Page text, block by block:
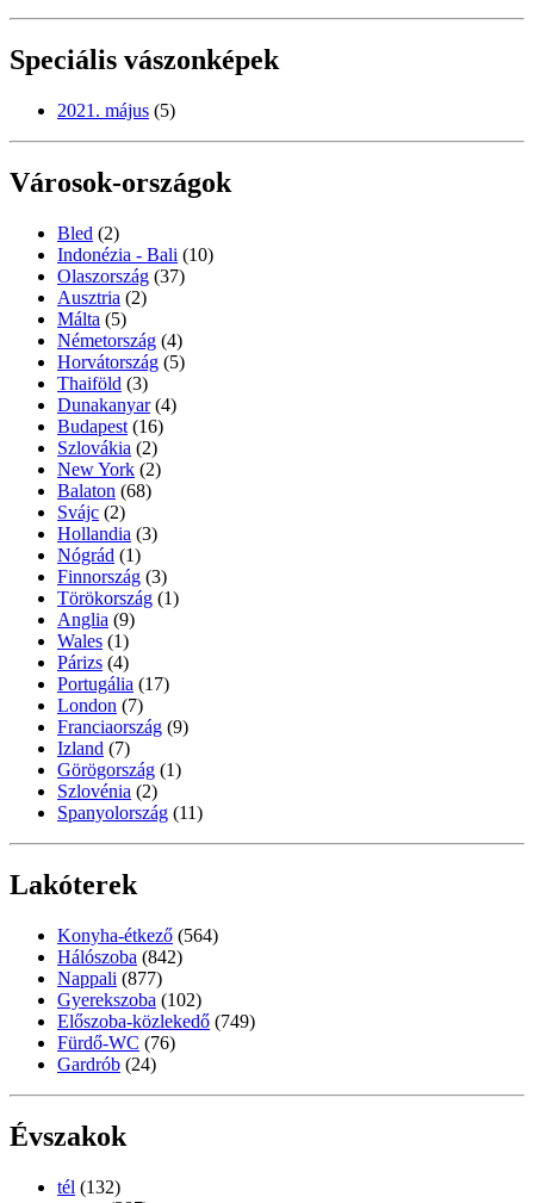
Speciális vászonképek
2021. május (5)
Városok-országok
Bled (2)
Indonézia - Bali (10)
Olaszország (37)
Ausztria (2)
Málta (5)
Németország (4)
Horvátország (5)
Thaiföld (3)
Dunakanyar (4)
Budapest (16)
Szlovákia (2)
New York (2)
Balaton (68)
Svájc (2)
Hollandia (3)
Nógrád (1)
Finnország (3)
Törökország (1)
Anglia (9)
Wales (1)
Párizs (4)
Portugália (17)
London (7)
Franciaország (9)
Izland (7)
Görögország (1)
Szlovénia (2)
Spanyolország (11)
Lakóterek
Konyha-étkező (564)
Hálószoba (842)
Nappali (877)
Gyerekszoba (102)
Előszoba-közlekedő (749)
Fürdő-WC (76)
Gardrób (24)
Évszakok
tél (132)